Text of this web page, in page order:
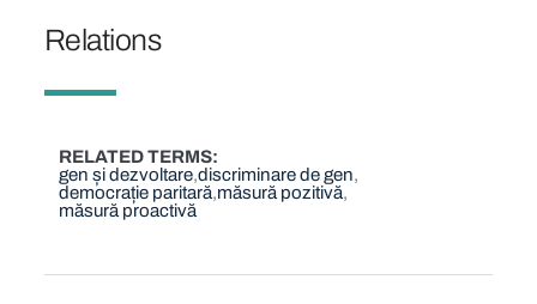
Relations
RELATED TERMS
gen și dezvoltare discriminare de gen
democrație paritară măsură pozitivă
măsură proactivă